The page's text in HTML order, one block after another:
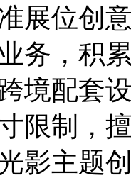
展位创
务，积
境配套
限制，
影主题